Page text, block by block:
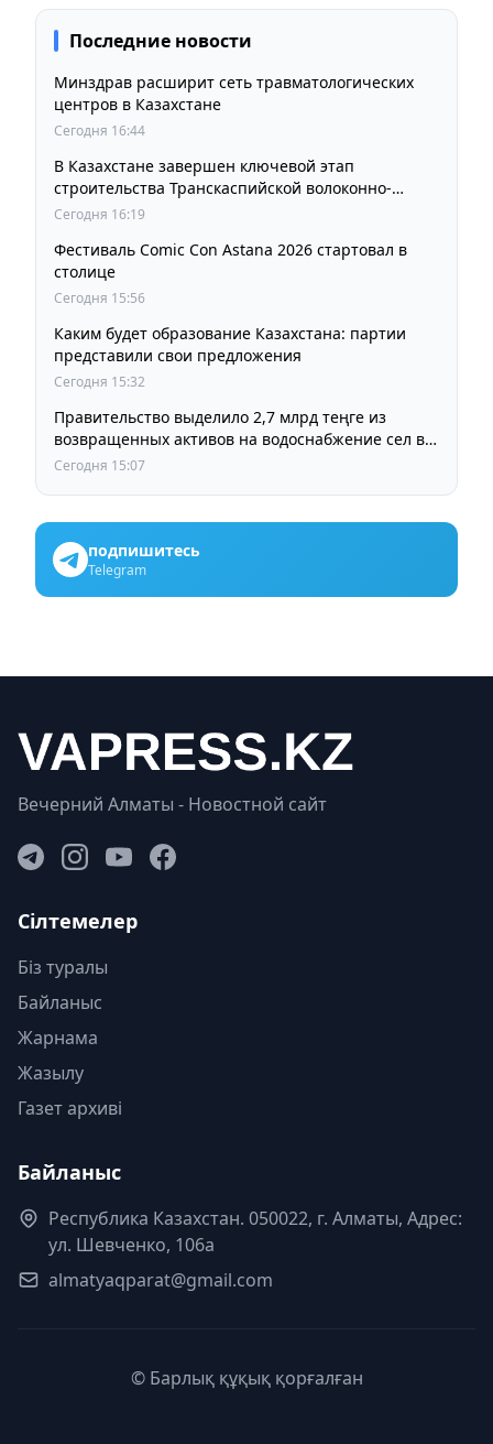
Последние новости
Минздрав расширит сеть травматологических
центров в Казахстане
Сегодня 16:44
В Казахстане завершен ключевой этап
строительства Транскаспийской волоконно-
оптической линии связи
Сегодня 16:19
Фестиваль Comic Con Astana 2026 стартовал в
столице
Сегодня 15:56
Каким будет образование Казахстана: партии
представили свои предложения
Сегодня 15:32
Правительство выделило 2,7 млрд теңге из
возвращенных активов на водоснабжение сел в
СКО
Сегодня 15:07
подпишитесь
Telegram
Вечерний Алматы - Новостной сайт
Сілтемелер
Біз туралы
Байланыс
Жарнама
Жазылу
Газет архиві
Байланыс
Республика Казахстан. 050022, г. Алматы, Адрес:
ул. Шевченко, 106а
almatyaqparat@gmail.com
© Барлық құқық қорғалған